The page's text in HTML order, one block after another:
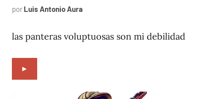
por Luis Antonio Aura
2023
las panteras voluptuosas son mi debilidad
►